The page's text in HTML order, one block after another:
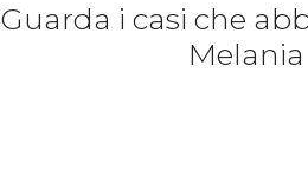
Guarda i casi che
Melania